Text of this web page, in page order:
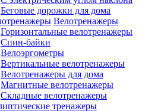
Беговые дорожки для дома
Велотренажеры
Горизонтальные велотренажеры
Спин-байки
Велоэргометры
Вертикальные велотренажеры
Велотренажеры для дома
Магнитные велотренажеры
Складные велотренажеры